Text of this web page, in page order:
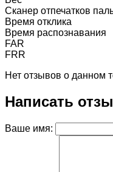
Сканер отпечатков
Время отклика
Время распознавания
FAR
FRR
Нет отзывов о данном
Написать
Ваше имя: